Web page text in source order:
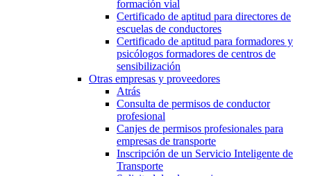
formación vial
Certificado de aptitud para directores de
escuelas de conductores
Certificado de aptitud para formadores y
psicólogos formadores de centros de
sensibilización
Otras empresas y proveedores
Atrás
Consulta de permisos de conductor
profesional
Canjes de permisos profesionales para
empresas de transporte
Inscripción de un Servicio Inteligente de
Transporte